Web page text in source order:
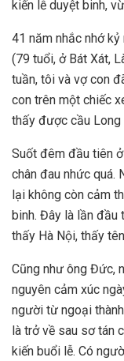
kiến lễ duyệt binh,
41 năm nhắc nhớ
(79 tuổi, ở Bát Xát,
tuần, tôi và vợ con
con trên một chiếc
thấy được cầu Long
Suốt đêm đầu tiên
chân đau nhức quá.
lại không còn cảm
binh. Đây là lần đầu
thấy Hà Nội, thấy
Cũng như ông Đức,
nguyên cảm xúc
người từ ngoại
là trở về sau sơ tán
kiến buổi lễ. Có